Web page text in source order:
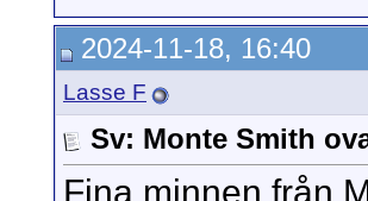
2024-11-18, 16:40
Lasse F
Sv: Monte Smith
Fina minnen från